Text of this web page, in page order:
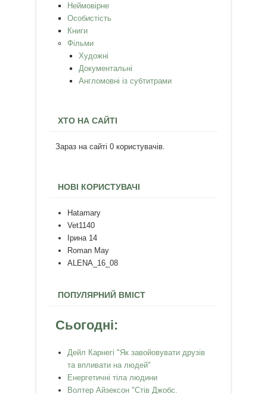
Неймовірне
Особистість
Книги
Фільми
Художні
Документальні
Англомовні із субтитрами
ХТО НА САЙТІ
Зараз на сайті 0 користувачів.
НОВІ КОРИСТУВАЧІ
Hatamary
Vet1140
Ірина 14
Roman May
ALENA_16_08
ПОПУЛЯРНИЙ ВМІСТ
Сьогодні:
Дейл Карнегі "Як завойовувати друзів
та впливати на людей"
Енергетичні тіла людини
Волтер Айзексон "Стів Джобс.